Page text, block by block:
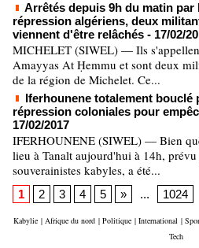
Arrêtés depuis 9h du matin par
répression algériens, deux
viennent d'être relâchés - 17/02/
MICHELET (SIWEL) — Ils
Amayyas At Ḥemmu et sont deux
de la région de Michelet. Ce...
Iferhounene totalement bouclé
répression coloniales pour
17/02/2017
IFERHOUNENE (SIWEL) — Bien
lieu à Tanalt aujourd'hui à 14h,
souverainistes kabyles, a été...
1 2 3 4 5 » ... 1024
Kabylie | Afrique du nord | Politique | International |
Tech